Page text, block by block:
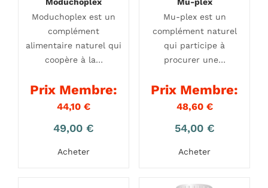
Moduchoplex est un
complément
alimentaire naturel qui
coopère à la…
Prix Membre:
44,10 €
49,00 €
Acheter
Mu-plex est un
complément naturel
qui participe à
procurer une…
Prix Membre:
48,60 €
54,00 €
Acheter